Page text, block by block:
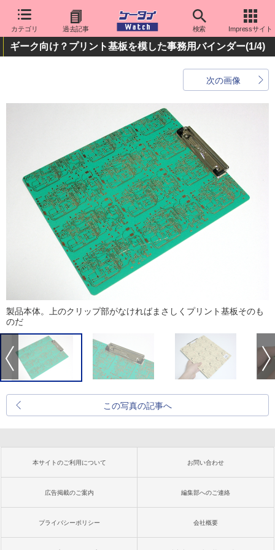
カテゴリ 過去記事 検索 Impressサイト
ギーク向け？プリント基板を模した事務用バインダー(1/4)
次の画像
製品本体。上のクリップ部がなければまさしくプリント基板そのも
のだ
この写真の記事へ
本サイトのご利用について お問い合わせ
広告掲載のご案内 編集部へのご連絡
プライバシーポリシー 会社概要